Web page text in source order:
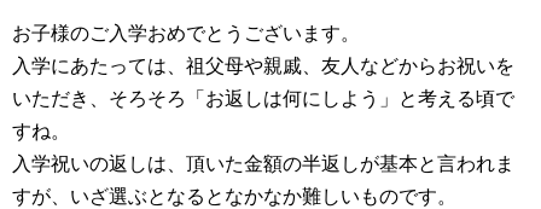
お子様のご入学おめでとうございます。
入学にあたっては、祖父母や親戚、友人などからお祝いを
いただき、そろそろ「お返しは何にしよう」と考える頃で
すね。
入学祝いの返しは、頂いた金額の半返しが基本と言われま
すが、いざ選ぶとなるとなかなか難しいものです。